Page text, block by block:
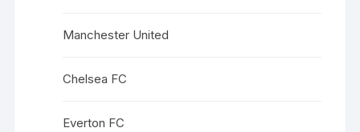
Manchester United
Chelsea FC
Everton FC